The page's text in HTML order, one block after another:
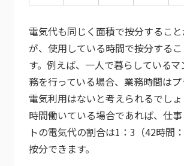
電気代も同じく面積で按分するこ
が、使用している時間で按分する
す。例えば、一人で暮らしている
務を行っている場合、業務時間は
電気利用はないと考えられるでし
時間働いている場合であれば、仕
トの電気代の割合は1：3（42時間
按分できます。